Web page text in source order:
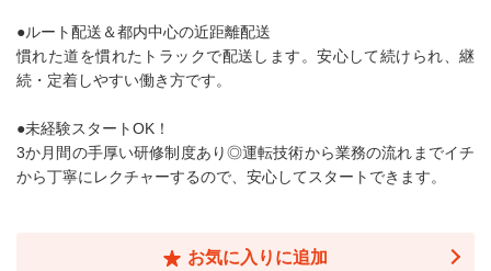
●ルート配送＆都内中心の近距離配送
慣れた道を慣れたトラックで配送します。安心して続けられ、継
続・定着しやすい働き方です。
●未経験スタートOK！
3か月間の手厚い研修制度あり◎運転技術から業務の流れまでイチ
から丁寧にレクチャーするので、安心してスタートできます。
お気に入りに追加